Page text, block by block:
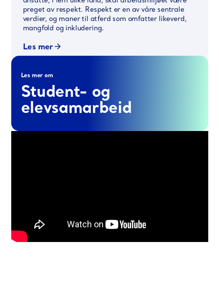
preget av respekt. Respekt er en av våre sentrale
verdier, og maner til atferd som omfatter likeverd,
mangfold og inkludering.
Les mer
Les mer om
Student- og
elevsamarbeid